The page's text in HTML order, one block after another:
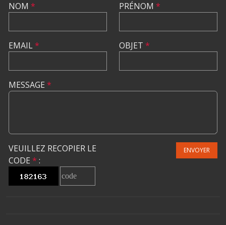
NOM *
EMAIL*
PRÉNOM *
OBJET *
MESSAGE *
VEUILLEZ RECOPIER LE
CODE * :
ENVOYER